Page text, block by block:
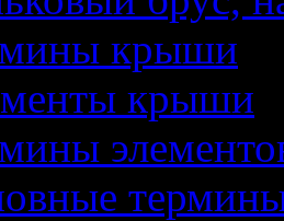
крыши
крыши